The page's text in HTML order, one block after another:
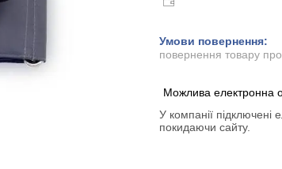
повернення товару
У компанії підключені
покидаючи сайту.